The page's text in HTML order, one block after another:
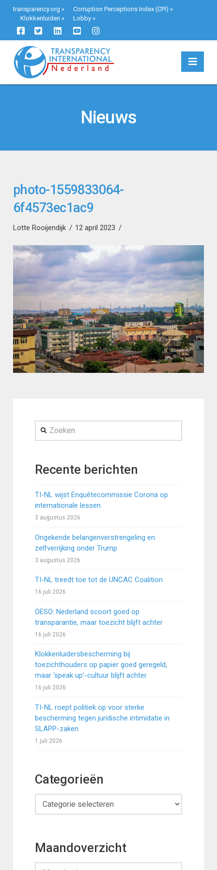
transparency.org » Corruption Perceptions Index (CPI) »
Klokkenluiden » Lobby»
Nieuws
photo-1559833064-
6f4573ec1ac9
Lotte Rooijendijk 12 april 2023
Zoeken
Recente berichten
TI-NL wijst Enquêtecommissie Corona op
internationale lessen
3 augustus 2026
Ongekende belangenverstrengeling en
zelfverrijking onder Trump
3 augustus 2026
TI-NL treedt toe tot de UNCAC Coalition
16 juli 2026
OESO: Nederland scoort goed op
transparantie, maar toezicht blijft achter
16 juli 2026
Klokkenluidersbescherming bij
toezichthouders op papier goed geregeld,
maar ‘speak up’-cultuur blijft achter
16 juli 2026
TI-NL roept politiek op voor sterke
bescherming tegen juridische intimidatie in
SLAPP-zaken
1 juli 2026
Categorieën
Categorieën
Maandoverzicht
Maandoverzicht